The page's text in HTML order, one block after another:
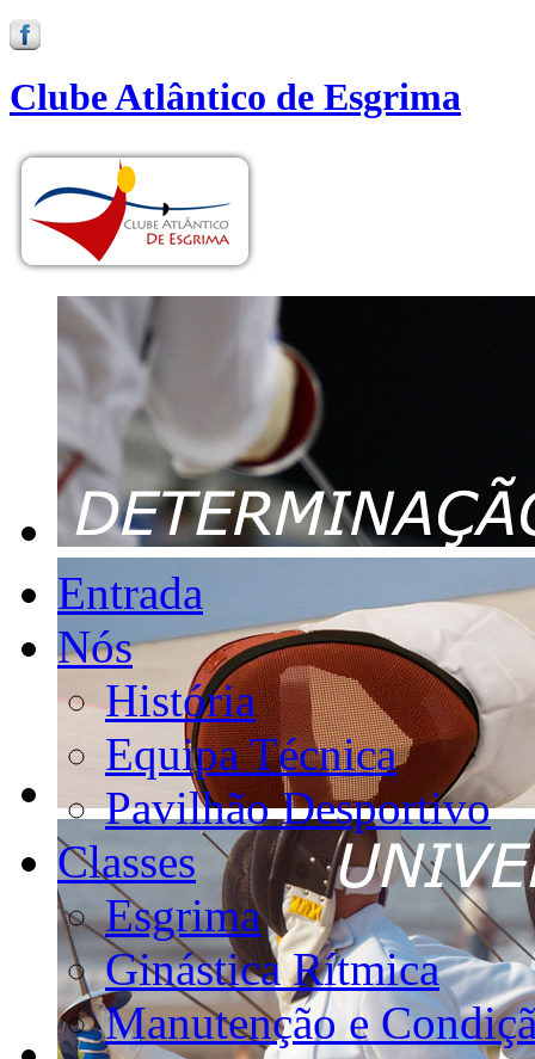
Clube Atlântico de Esgrima
Entrada
Nós
História
Equipa Técnica
Pavilhão Desportivo
Classes
Esgrima
Ginástica Rítmica
Manutenção e